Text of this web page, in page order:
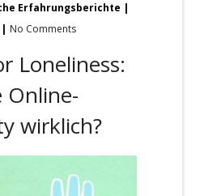
Erfahrungsberichte
No Comments
Loneliness:
Online-
wirklich?